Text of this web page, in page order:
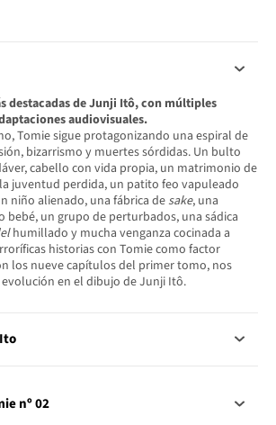
destacadas de Junji Itô, con múltiples
audiovisuales.
Tomie sigue protagonizando una espiral de
bizarrismo y muertes sórdidas. Un bulto
cabello con vida propia, un matrimonio de
juventud perdida, un patito feo vapuleado
niño alienado, una fábrica de sake, una
bebé, un grupo de perturbados, una sádica
humillado y mucha venganza cocinada a
historias con Tomie como factor
los nueve capítulos del primer tomo, nos
en el dibujo de Junji Itô.
nº 02